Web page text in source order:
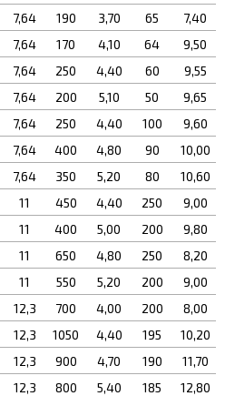
7,64 190 3,70 65
7,40
7,64 170 4,10 64
9,50
7,64 250 4,40 60
9,55
7,64 200 5,10 50
9,65
7,64 250 4,40 100
9,60
7,64 400 4,80 90
10,00
7,64 350 5,20 80
10,60
11 450 4,40 250
9,00
11 400 5,00 200
9,80
11 650 4,80 250
8,20
11 550 5,20 200
9,00
12,3 700 4,00 200
8,00
12,3 1050 4,40 195
10,20
12,3 900 4,70 190
11,70
12,3 800 5,40 185
12,80